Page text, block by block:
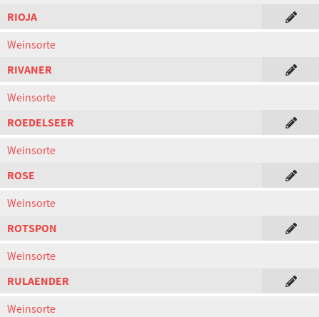
RIOJA
Weinsorte
RIVANER
Weinsorte
ROEDELSEER
Weinsorte
ROSE
Weinsorte
ROTSPON
Weinsorte
RULAENDER
Weinsorte